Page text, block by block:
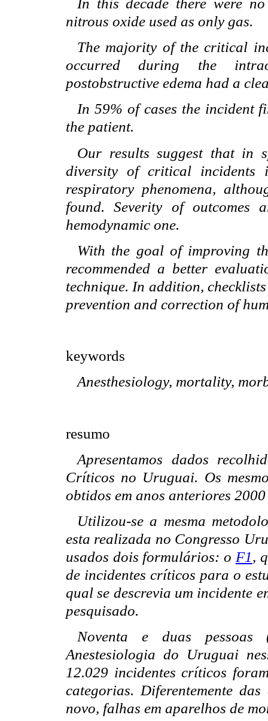
In this decade there were
nitrous oxide used as only gas.
The majority of the critical
occurred during the
postobstructive edema had a
In 59% of cases the incident
the patient.
Our results suggest that in
diversity of critical incidents
respiratory phenomena,
found. Severity of outcomes
hemodynamic one.
With the goal of improving
recommended a better
technique. In addition,
prevention and correction of
keywords
Anesthesiology, mortality,
resumo
Apresentamos dados
Críticos no Uruguai. Os
obtidos em anos anteriores
Utilizou-se a mesma
esta realizada no Congresso
usados dois formulários: o F1,
de incidentes críticos para o
qual se descrevia um incidente
pesquisado.
Noventa e duas
Anestesiologia do Uruguai
12.029 incidentes críticos
categorias. Diferentemente
novo, falhas em aparelhos de